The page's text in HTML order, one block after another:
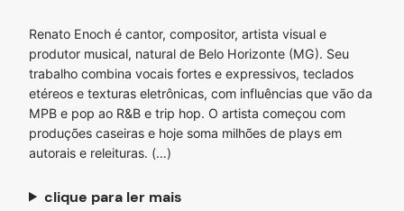
Renato Enoch é cantor, compositor, artista visual e
produtor musical, natural de Belo Horizonte (MG). Seu
trabalho combina vocais fortes e expressivos, teclados
etéreos e texturas eletrônicas, com influências que vão da
MPB e pop ao R&B e trip hop. O artista começou com
produções caseiras e hoje soma milhões de plays em
autorais e releituras. (…)
clique para ler mais